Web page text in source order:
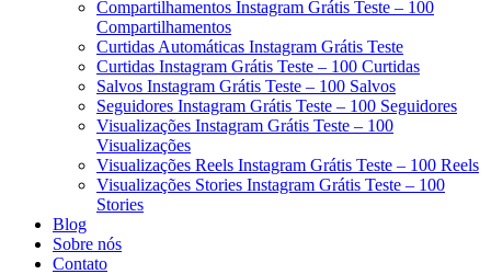
Compartilhamentos Instagram Grátis Teste – 100
Compartilhamentos
Curtidas Automáticas Instagram Grátis Teste
Curtidas Instagram Grátis Teste – 100 Curtidas
Salvos Instagram Grátis Teste – 100 Salvos
Seguidores Instagram Grátis Teste – 100 Seguidores
Visualizações Instagram Grátis Teste – 100
Visualizações
Visualizações Reels Instagram Grátis Teste – 100 Reels
Visualizações Stories Instagram Grátis Teste – 100
Stories
Blog
Sobre nós
Contato